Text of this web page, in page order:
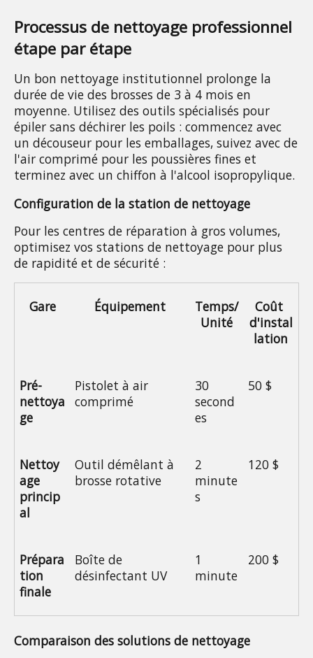
Processus de nettoyage professionnel
étape par étape
Un bon nettoyage institutionnel prolonge la
durée de vie des brosses de 3 à 4 mois en
moyenne. Utilisez des outils spécialisés pour
épiler sans déchirer les poils : commencez avec
un découseur pour les emballages, suivez avec de
l'air comprimé pour les poussières fines et
terminez avec un chiffon à l'alcool isopropylique.
Configuration de la station de nettoyage
Pour les centres de réparation à gros volumes,
optimisez vos stations de nettoyage pour plus
de rapidité et de sécurité :
Gare Équipement
Temps/
Unité
Coût
d'instal
lation
Pré-
nettoya
ge
Pistolet à air
comprimé
30
second
es
50 $
Nettoy
age
princip
al
Outil démêlant à
brosse rotative
2
minute
s
120 $
Prépara
tion
finale
Boîte de
désinfectant UV
1
minute
200 $
Comparaison des solutions de nettoyage